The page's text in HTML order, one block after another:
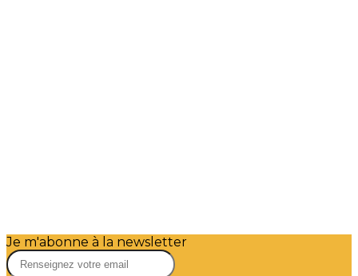
Je m'abonne à la newsletter